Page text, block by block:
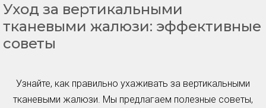
Уход за вертикальными
тканевыми жалюзи: эффективные
советы
Узнайте, как правильно ухаживать за вертикальными
тканевыми жалюзи. Мы предлагаем полезные советы,